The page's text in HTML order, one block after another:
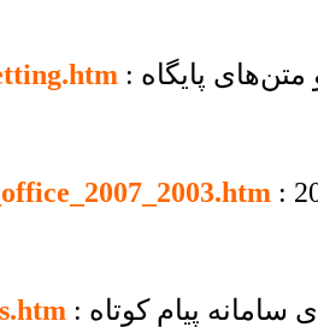
متن‌های پایگاه
سامانه پیام کوتاه